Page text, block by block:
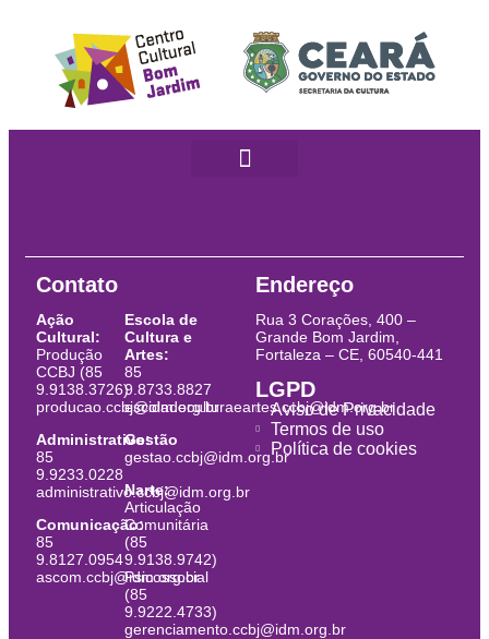
Contato
Ação
Cultural:
Produção
CCBJ (85
9.9138.3726)
producao.ccbj@idm.org.br
Administrativo:
85
9.9233.0228
administrativo.ccbj@idm.org.br
Comunicação:
85
9.8127.0954
ascom.ccbj@idm.org.br
Escola de
Cultura e
Artes:
85
9.8733.8827
escoladeculturaeartes.ccbj@idm.org.br
Gestão
gestao.ccbj@idm.org.br
Narte:
Articulação
Comunitária
(85
9.9138.9742)
Psicossocial
(85
9.9222.4733)
gerenciamento.ccbj@idm.org.br
Endereço
Rua 3 Corações, 400 –
Grande Bom Jardim,
Fortaleza – CE, 60540-441
LGPD
Aviso de Privacidade
Termos de uso
Política de cookies